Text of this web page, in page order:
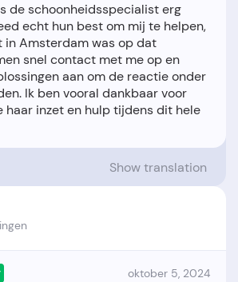
de schoonheidsspecialist erg
echt hun best om mij te helpen,
in Amsterdam was op dat
snel contact met me op en
aan om de reactie onder
Ik ben vooral dankbaar voor
haar inzet en hulp tijdens dit hele
Show translation
oktober 5, 2024